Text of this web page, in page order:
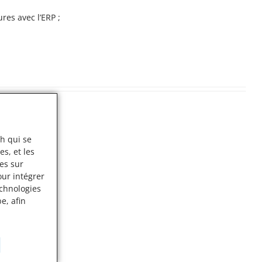
avec l’ERP ;
qui se
et les
sur
intégrer
afin